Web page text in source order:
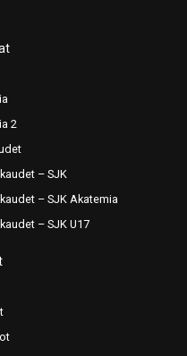
2
– SJK
– SJK Akatemia
– SJK U17